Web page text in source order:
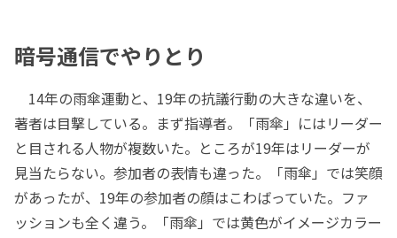
暗号通信でやりとり
14年の雨傘運動と、19年の抗議行動の大きな違いを、
著者は目撃している。まず指導者。「雨傘」にはリーダー
と目される人物が複数いた。ところが19年はリーダーが
見当たらない。参加者の表情も違った。「雨傘」では笑顔
があったが、19年の参加者の顔はこわばっていた。ファ
ッションも全く違う。「雨傘」では黄色がイメージカラー